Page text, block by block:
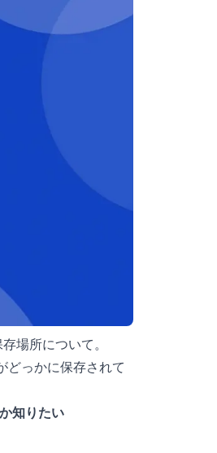
場所について。
どっかに保存されて
知りたい